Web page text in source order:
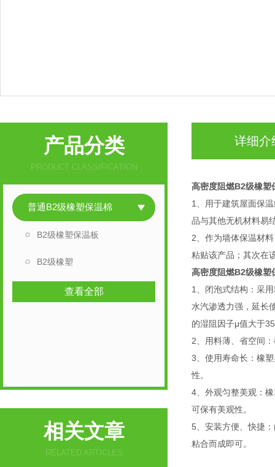
产品分类
PRODUCT CLASSIFICATION
普通B2级橡塑保温棉
B2级橡塑保温板
B2级橡塑
查看全部
相关文章
RELATED ARTICLES
详细介
高密度阻燃B2级橡塑
1、用于建筑屋面保
品与其他无机材料易
2、作为墙体保温材
粘贴该产品；其次在
高密度阻燃B2级橡塑
1、闭泡式结构：采
水汽渗透力强，延长
的湿阻因子μ值大于
2、用料薄、省空间
3、使用寿命长：橡
性。
4、外观匀整美观：
可保有美观性。
5、安装方便、快捷
粘合而成即可。